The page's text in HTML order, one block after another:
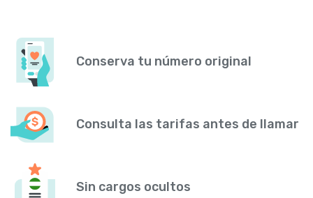
Conserva tu número original
Consulta las tarifas antes de llamar
Sin cargos ocultos